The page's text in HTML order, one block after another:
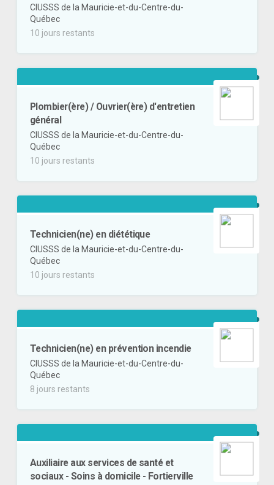
CIUSSS de la Mauricie-et-du-Centre-du-
Québec
10 jours restants
Plombier(ère) / Ouvrier(ère) d'entretien
général
CIUSSS de la Mauricie-et-du-Centre-du-
Québec
10 jours restants
Technicien(ne) en diététique
CIUSSS de la Mauricie-et-du-Centre-du-
Québec
10 jours restants
Technicien(ne) en prévention incendie
CIUSSS de la Mauricie-et-du-Centre-du-
Québec
8 jours restants
Auxiliaire aux services de santé et
sociaux - Soins à domicile - Fortierville